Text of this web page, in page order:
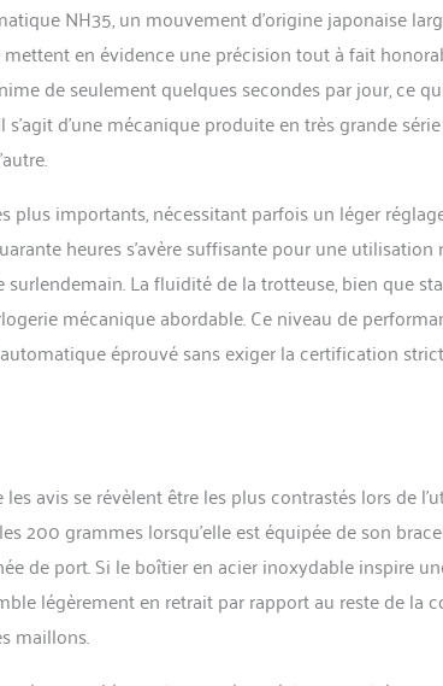
NH35, un mouvement d’origine japonaise
en évidence une précision tout à fait
de seulement quelques secondes par jour, ce
d’une mécanique produite en très grande
plus importants, nécessitant parfois un léger
heures s’avère suffisante pour une utilisation
La fluidité de la trotteuse, bien que
mécanique abordable. Ce niveau de
éprouvé sans exiger la certification
avis se révèlent être les plus contrastés lors de
200 grammes lorsqu’elle est équipée de son
de port. Si le boîtier en acier inoxydable inspire
légèrement en retrait par rapport au reste de la
maillons.